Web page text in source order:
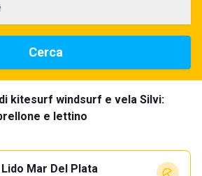
Cerca
kitesurf windsurf e vela Silvi:
e lettino
Lido Mar Del Plata